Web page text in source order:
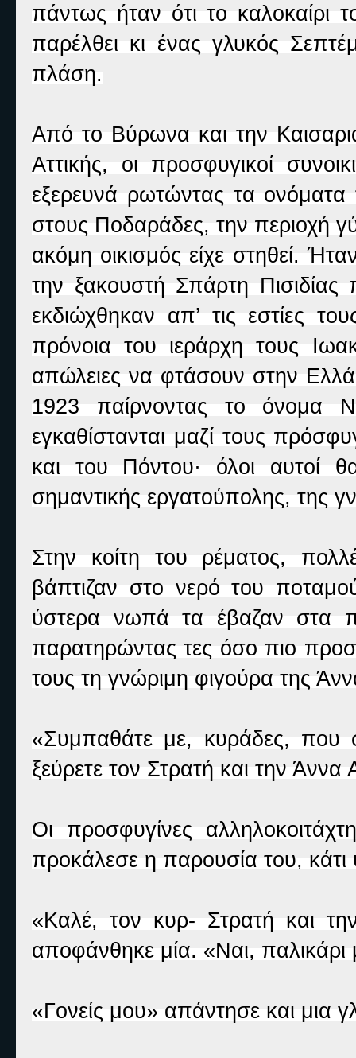
πάντως ήταν ότι το καλοκαίρι
παρέλθει κι ένας γλυκός
πλάση.
Από το Βύρωνα και την
Αττικής, οι προσφυγικοί
εξερευνά ρωτώντας τα
στους Ποδαράδες, την περιοχή
ακόμη οικισμός είχε στηθεί.
την ξακουστή Σπάρτη Πισιδίας
εκδιώχθηκαν απ’ τις εστίες
πρόνοια του ιεράρχη τους
απώλειες να φτάσουν στην
1923 παίρνοντας το όνομα
εγκαθίστανται μαζί τους
και του Πόντου· όλοι αυτοί
σημαντικής εργατούπολης, της
Στην κοίτη του ρέματος,
βάπτιζαν στο νερό του
ύστερα νωπά τα έβαζαν στα
παρατηρώντας τες όσο πιο
τους τη γνώριμη φιγούρα της
«Συμπαθάτε με, κυράδες, που
ξεύρετε τον Στρατή και την
Οι προσφυγίνες
προκάλεσε η παρουσία του, κάτι
«Καλέ, τον κυρ- Στρατή και
αποφάνθηκε μία. «Ναι, παλικάρι
«Γονείς μου» απάντησε και μια